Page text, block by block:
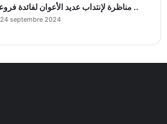
مناظرة لإنتداب عديد الأعوان لفائدة فروعها ..
24 septembre 2024